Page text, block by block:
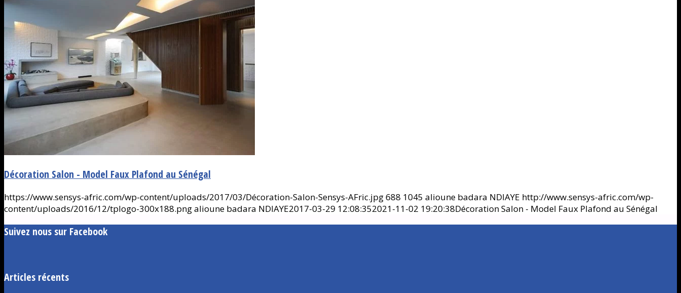
Décoration Salon - Model Faux Plafond au Sénégal
https://www.sensys-afric.com/wp-content/uploads/2017/03/Décoration-Salon-Sensys-AFric.jpg688 1045 alioune badara NDIAYE http://www.sensys-afric.com/wp-
content/uploads/2016/12/tplogo-300x188.pngalioune badara NDIAYE2017-03-29 12:08:352021-11-02 19:20:38Décoration Salon - Model Faux Plafond au Sénégal
Suivez nous sur Facebook
Articles récents